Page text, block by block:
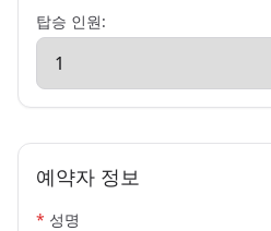
탑승 인원:
예약자 정보
* 성명